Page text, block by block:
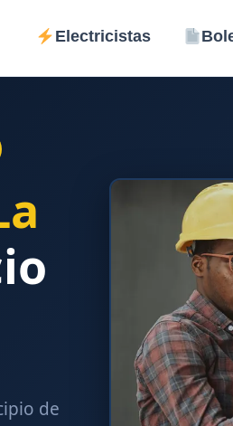
Electricistas
de
24 HORAS
¡